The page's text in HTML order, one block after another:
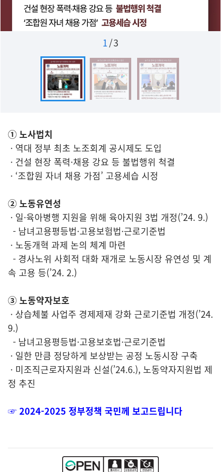
1/3
① 노사법치
· 역대 정부 최초 노조회계 공시제도 도입
· 건설 현장 폭력·채용 강요 등 불법행위 척결
· ‘조합원 자녀 채용 가점’ 고용세습 시정
② 노동유연성
· 일·육아병행 지원을 위해 육아지원 3법 개정(’24. 9.)
- 남녀고용평등법·고용보험법·근로기준법
· 노동개혁 과제 논의 체계 마련
- 경사노위 사회적 대화 재개로 노동시장 유연성 및 계
속 고용 등(’24. 2.)
③ 노동약자보호
· 상습체불 사업주 경제제재 강화 근로기준법 개정(’24.
9.)
- 남녀고용평등법·고용보호법·근로기준법
· 일한 만큼 정당하게 보상받는 공정 노동시장 구축
· 미조직근로자지원과 신설(’24.6.), 노동약자지원법 제
정 추진
☞ 2024-2025 정부정책 국민께 보고드립니다